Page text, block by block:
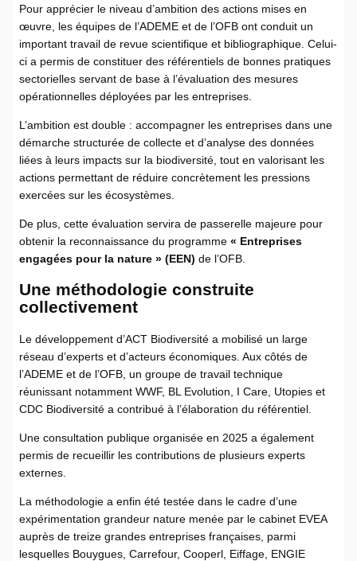
Pour apprécier le niveau d’ambition des actions mises en
œuvre, les équipes de l’ADEME et de l’OFB ont conduit un
important travail de revue scientifique et bibliographique. Celui-
ci a permis de constituer des référentiels de bonnes pratiques
sectorielles servant de base à l’évaluation des mesures
opérationnelles déployées par les entreprises.
L’ambition est double : accompagner les entreprises dans une
démarche structurée de collecte et d’analyse des données
liées à leurs impacts sur la biodiversité, tout en valorisant les
actions permettant de réduire concrètement les pressions
exercées sur les écosystèmes.
De plus, cette évaluation servira de passerelle majeure pour
obtenir la reconnaissance du programme « Entreprises
engagées pour la nature » (EEN) de l’OFB.
Une méthodologie construite
collectivement
Le développement d’ACT Biodiversité a mobilisé un large
réseau d’experts et d’acteurs économiques. Aux côtés de
l’ADEME et de l’OFB, un groupe de travail technique
réunissant notamment WWF, BL Evolution, I Care, Utopies et
CDC Biodiversité a contribué à l’élaboration du référentiel.
Une consultation publique organisée en 2025 a également
permis de recueillir les contributions de plusieurs experts
externes.
La méthodologie a enfin été testée dans le cadre d’une
expérimentation grandeur nature menée par le cabinet EVEA
auprès de treize grandes entreprises françaises, parmi
lesquelles Bouygues, Carrefour, Cooperl, Eiffage, ENGIE